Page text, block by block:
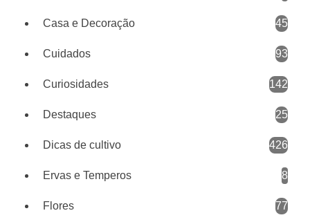
Casa e Decoração 45
Cuidados 93
Curiosidades 142
Destaques 25
Dicas de cultivo 426
Ervas e Temperos 8
Flores 77